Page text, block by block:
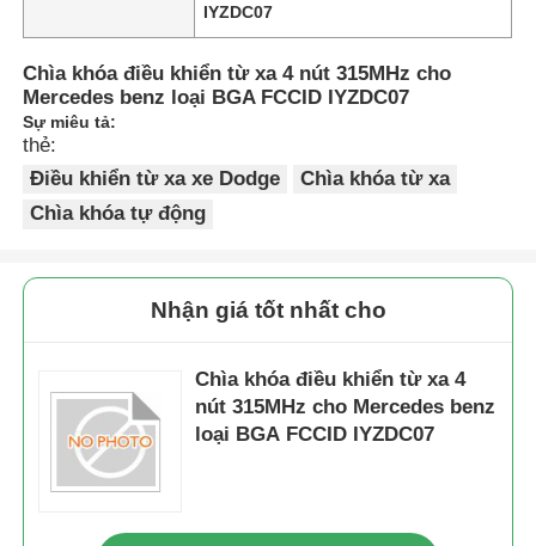
IYZDC07
Chìa khóa điều khiển từ xa 4 nút 315MHz cho
Mercedes benz loại BGA FCCID IYZDC07
Sự miêu tả:
thẻ:
Điều khiển từ xa xe Dodge
Chìa khóa từ xa
Chìa khóa tự động
Nhận giá tốt nhất cho
Chìa khóa điều khiển từ xa 4
nút 315MHz cho Mercedes benz
loại BGA FCCID IYZDC07